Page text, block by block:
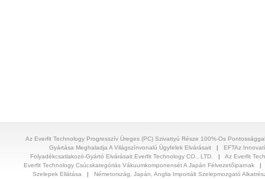
Az Everfit Technology Progresszív Üreges (PC) Szivattyú Része 100%-Os
Gyártása Meghaladja A Világszínvonalú Ügyfelek Elvárásait | EFTAz
Folyadékcsatlakozó-Gyártó Elvárásait.Everfit Technology CO., LTD.
|Az Everfit
Everfit Technology Csúcskategóriás Vákuumkomponensét A Japán Félvezetőiparnak
Szelepek Ellátása | Németország, Japán, Anglia Importált Szelepmozgató